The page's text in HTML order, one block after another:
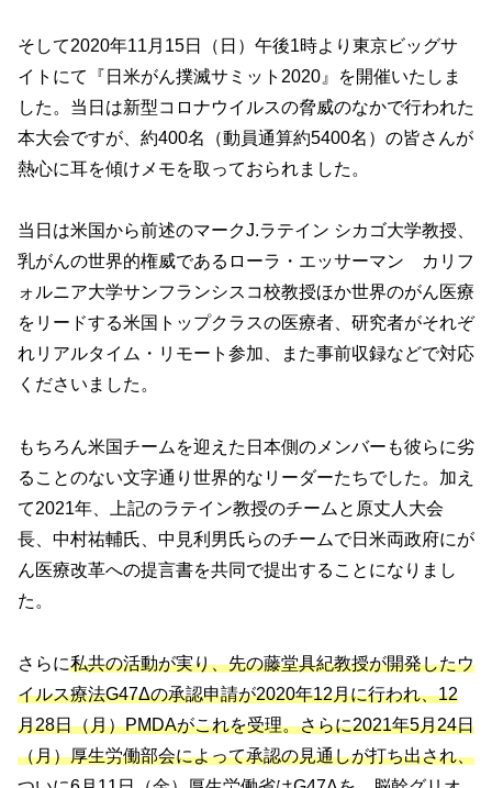
そして2020年11月15日（日）午後1時より東京ビッグサ
イトにて『日米がん撲滅サミット2020』を開催いたしま
した。当日は新型コロナウイルスの脅威のなかで行われた
本大会ですが、約400名（動員通算約5400名）の皆さんが
熱心に耳を傾けメモを取っておられました。
当日は米国から前述のマークJ.ラテイン シカゴ大学教授、
乳がんの世界的権威であるローラ・エッサーマン カリフ
ォルニア大学サンフランシスコ校教授ほか世界のがん医療
をリードする米国トップクラスの医療者、研究者がそれぞ
れリアルタイム・リモート参加、また事前収録などで対応
くださいました。
もちろん米国チームを迎えた日本側のメンバーも彼らに劣
ることのない文字通り世界的なリーダーたちでした。加え
て2021年、上記のラテイン教授のチームと原丈人大会
長、中村祐輔氏、中見利男氏らのチームで日米両政府にが
ん医療改革への提言書を共同で提出することになりまし
た。
さらに私共の活動が実り、先の藤堂具紀教授が開発したウ
イルス療法G47Δの承認申請が2020年12月に行われ、12
月28日（月）PMDAがこれを受理。さらに2021年5月24日
（月）厚生労働部会によって承認の見通しが打ち出され、